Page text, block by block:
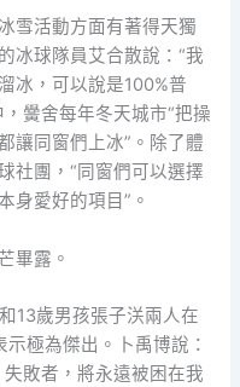
雪活動方面有著得天獨
冰球隊員艾合散說：“我
冰，可以說是100%普
黌舍每年冬天城市“把操
讓同窗們上冰”。除了體
社團，“同窗們可以選擇
身愛好的項目”。
畢露。
13歲男孩張子浂兩人在
示極為傑出。卜禹博說：
敗者，將永遠被困在我